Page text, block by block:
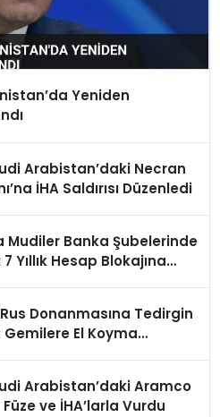
Yeniden
Arabistan’daki Necran
İHA Saldırısı Düzenledi
Mudiler Banka Şubelerinde
Yıllık Hesap Blokajına
Donanmasına Tedirgin
Gemilere El Koyma
Arabistan’daki Aramco
ve İHA’larla Vurdu